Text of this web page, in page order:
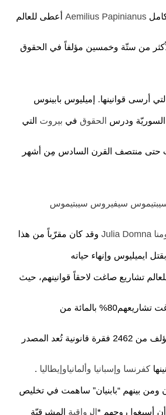
Aemilius Papinianus أعطى للعالم
لأكثر من ستّة وخمسين مؤلفاً في الحقوق
أرسى قوانينها. إميليوس بابينوس
السوريّة ودرس الحقوق في بيروت التي
حتى منتصف القرن السادس مِن أشهر
سيفيروس سيبتيموس
Julia Domna وقد كان مقرّباً من هذا
ايميليوس وإنهاء حياته
تشاريع صاغت لاحقاً قوانينهم، حيث
ضمن “الفقهاء السوريّين الخمسة” اللّذين صاغت تشاريعهم80% بالمائة من
في القانون والّتي تتألف من خمسين كتاباً، مؤلف من 2462 فقرة قانونية تُعد المصدر
كفرنسا وإسبانيا وألمانياوإيطاليا .
ومن بينهم “بابنيان” ساهمت في تخليص
أسبغوا روحهم * الرواقية المشرقيّة